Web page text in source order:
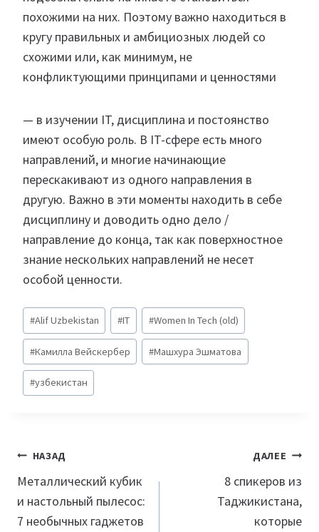
похожими на них. Поэтому важно находиться в
кругу правильных и амбициозных людей со
схожими или, как минимум, не
конфликтующими принципами и ценностями
— в изучении IT, дисциплина и постоянство
имеют особую роль. В IT-сфере есть много
направлений, и многие начинающие
перескакивают из одного направления в
другую. Важно в эти моменты находить в себе
дисциплину и доводить одно дело /
направление до конца, так как поверхностное
знание нескольких направлений не несет
особой ценности.
Метки
записи:
#Alif Uzbekistan #IT #Women In Tech (old)
#Камилла Вейскербер #Машхура Эшматова
#узбекистан
Навигация
по
записям
НАЗАД
Металлический кубик
и настольный пылесос:
7 необычных гаджетов
ДАЛЕЕ
8 спикеров из
Таджикистана,
которые